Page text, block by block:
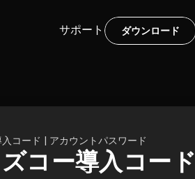
ダウンロード
サポート
コード | アカウントパスワード
コー導入コード